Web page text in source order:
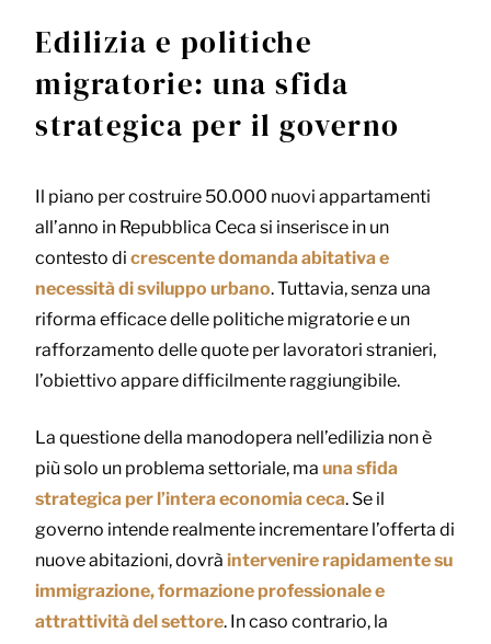
Edilizia e politiche
migratorie: una sfida
strategica per il governo
Il piano per costruire 50.000 nuovi appartamenti
all’anno in Repubblica Ceca si inserisce in un
contesto di crescente domanda abitativa e
necessità di sviluppo urbano. Tuttavia, senza una
riforma efficace delle politiche migratorie e un
rafforzamento delle quote per lavoratori stranieri,
l’obiettivo appare difficilmente raggiungibile.
La questione della manodopera nell’edilizia non è
più solo un problema settoriale, ma una sfida
strategica per l’intera economia ceca. Se il
governo intende realmente incrementare l’offerta di
nuove abitazioni, dovrà intervenire rapidamente su
immigrazione, formazione professionale e
attrattività del settore. In caso contrario, la